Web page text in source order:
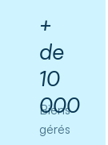
+
de
10
000
Biens
gérés